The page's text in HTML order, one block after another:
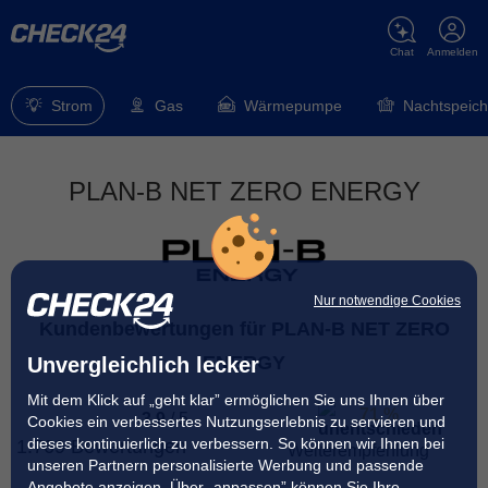
Nur notwendige Cookies
Unvergleichlich lecker
Mit dem Klick auf „geht klar” ermöglichen Sie uns Ihnen über
Cookies ein verbessertes Nutzungserlebnis zu servieren und
dieses kontinuierlich zu verbessern. So können wir Ihnen bei
unseren Partnern personalisierte Werbung und passende
Anmelden
Chat
Strom Gas Wärmepumpe
PLAN-B NET ZERO ENERGY
Kundenbewertungen für PLAN-B NET ZERO
ENERGY
3.9 /5
1.769 Bewertungen
71 %
Weiterempfehlung